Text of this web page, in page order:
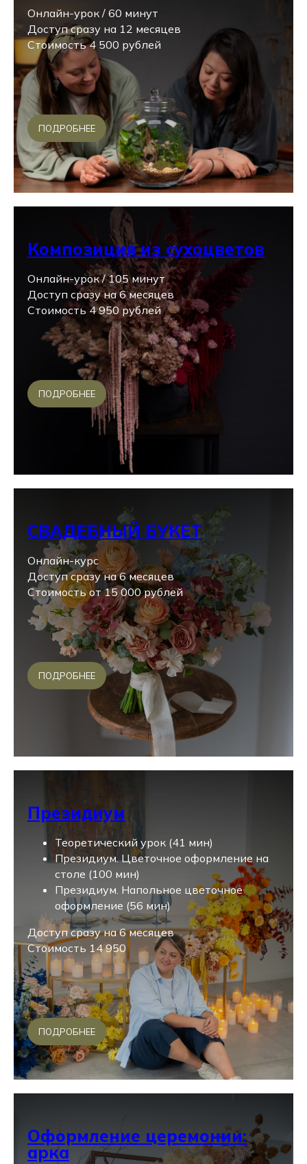
Онлайн-урок / 60 минут
Доступ сразу на 12 месяцев
Стоимость 4 500 рублей
ПОДРОБНЕЕ
Композиция из сухоцветов
Онлайн-урок / 105 минут
Доступ сразу на 6 месяцев
Стоимость 4 950 рублей
ПОДРОБНЕЕ
СВАДЕБНЫЙ БУКЕТ
Онлайн-курс
Доступ сразу на 6 месяцев
Стоимость от 15 000 рублей
ПОДРОБНЕЕ
Президиум
Теоретический урок (41 мин)
Президиум. Цветочное оформление на
столе (100 мин)
Президиум. Напольное цветочное
оформление (56 мин)
Доступ сразу на 6 месяцев
Стоимость 14 950
ПОДРОБНЕЕ
Оформление церемонии:
арка